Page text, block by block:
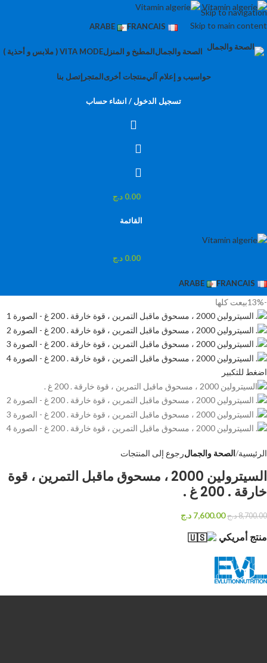
Skip to navigation
Skip to main content
FRANCAIS
ARABE
الصحة والجمالالمطبخ و المنزلVITA MODE ( ملابس و أحذية )
حواسيب و إعلام آليمنتجات أخرىالمتجر إتصل بنا
تسجيل الدخول / انشاء حساب
0.00 د.ج
القائمة
0.00 د.ج
FRANCAIS
ARABE
-13% بيعت كلها
اضغط للتكبير
الرئيسية الصحة والجمالرجوع إلى المنتجات
السيترولين 2000 ، مسحوق ماقبل التمرين ، قوة
خارقة . 200 غ .
8,700.00د.ج 7,600.00 د.ج
منتج أمريكي